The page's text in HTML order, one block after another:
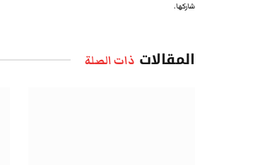
شاركها.
المقالات ذات الصلة